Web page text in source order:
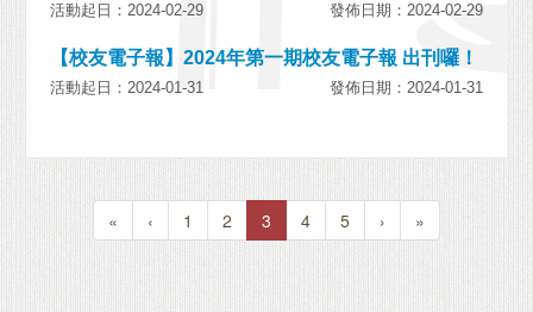
活動起日：2024-02-29 發佈日期：2024-02-29
【校友電子報】2024年第一期校友電子報 出刊囉！
活動起日：2024-01-31 發佈日期：2024-01-31
« ‹ 1 2 3 4 5 › »